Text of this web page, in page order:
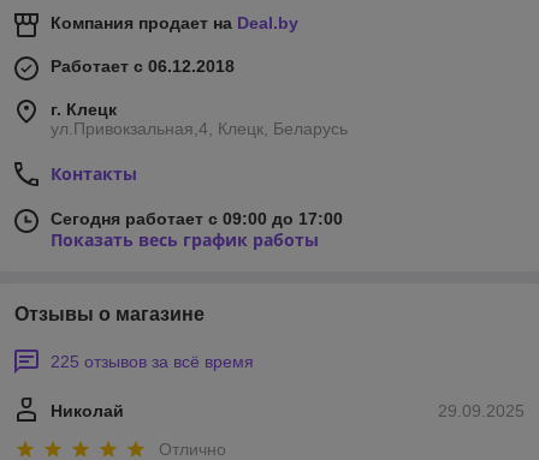
Компания продает на Deal.by
Работает с 06.12.2018
г. Клецк
ул.Привокзальная,4, Клецк, Беларусь
Контакты
Сегодня работает с 09:00 до 17:00
Показать весь график работы
Отзывы о магазине
225 отзывов за всё время
29.09.2025
Николай
Отлично